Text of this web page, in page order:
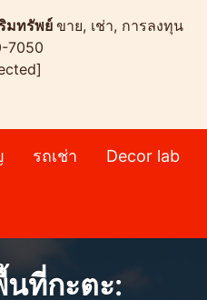
มทรัพย์ ขาย, เช่า, การลงทุน
7050
รถเช่า Decor lab
ที่กะตะ: